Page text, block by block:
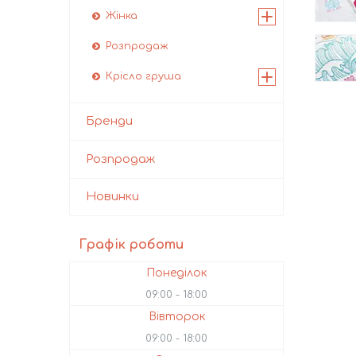
Жінка
Розпродаж
Крісло груша
Бренди
Розпродаж
Новинки
Графік роботи
Понеділок
09:00 18:00
Вівторок
09:00 18:00